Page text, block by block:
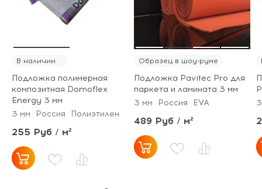
В наличии
Подложка полимерная
композитная Domoflex
Energy 3 мм
3 мм
Россия Полиэтилен
255 Руб / м²
Образец в шоу-руме
Подложка Pavitec Pro для
паркета и ламината 3 мм
3 мм
Россия EVA
489 Руб / м²